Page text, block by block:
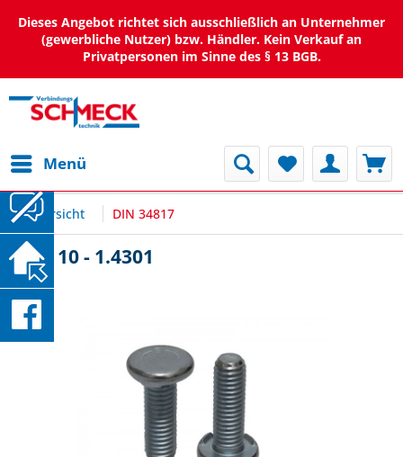
Dieses Angebot richtet sich ausschließlich an Unternehmer
(gewerbliche Nutzer) bzw. Händler. Kein Verkauf an
Privatpersonen im Sinne des § 13 BGB.
Menü
Übersicht DIN 34817
M5 x 10 - 1.4301